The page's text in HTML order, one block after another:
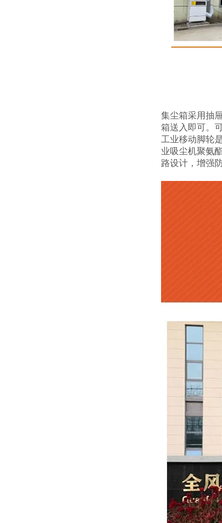
集尘箱采用抽
箱送入即可。
工业移动脚轮
业吸尘机聚氨
路设计，增强